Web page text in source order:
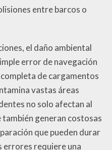
entre barcos o
el daño ambiental
error de navegación
de cargamentos
vastas áreas
no solo afectan al
generan costosas
que pueden durar
errores requiere una